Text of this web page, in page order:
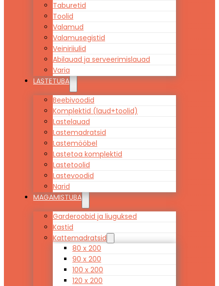
Taburetid
Toolid
Valamud
Valamusegistid
Veiniriiulid
Abilauad ja serveerimislauad
Varia
LASTETUBA
Beebivoodid
Komplektid (laud+toolid)
Lastelauad
Lastemadratsid
Lastemööbel
Lastetoa komplektid
Lastetoolid
Lastevoodid
Narid
MAGAMISTUBA
Garderoobid ja liuguksed
Kastid
Kattemadratsid
80 x 200
90 x 200
100 x 200
120 x 200